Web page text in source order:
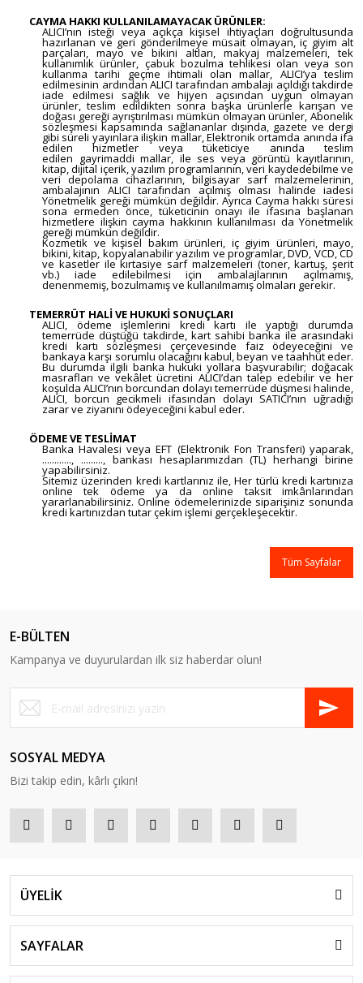
CAYMA HAKKI KULLANILAMAYACAK ÜRÜNLER:
ALICI’nın isteği veya açıkça kişisel ihtiyaçları doğrultusunda
hazırlanan ve geri gönderilmeye müsait olmayan, iç giyim alt
parçaları, mayo ve bikini altları, makyaj malzemeleri, tek
kullanımlık ürünler, çabuk bozulma tehlikesi olan veya son
kullanma tarihi geçme ihtimali olan mallar, ALICI’ya teslim
edilmesinin ardından ALICI tarafından ambalajı açıldığı takdirde
iade edilmesi sağlık ve hijyen açısından uygun olmayan
ürünler, teslim edildikten sonra başka ürünlerle karışan ve
doğası gereği ayrıştırılması mümkün olmayan ürünler, Abonelik
sözleşmesi kapsamında sağlananlar dışında, gazete ve dergi
gibi süreli yayınlara ilişkin mallar, Elektronik ortamda anında ifa
edilen hizmetler veya tüketiciye anında teslim
edilen gayrimaddi mallar, ile ses veya görüntü kayıtlarının,
kitap, dijital içerik, yazılım programlarının, veri kaydedebilme ve
veri depolama cihazlarının, bilgisayar sarf malzemelerinin,
ambalajının ALICI tarafından açılmış olması halinde iadesi
Yönetmelik gereği mümkün değildir. Ayrıca Cayma hakkı süresi
sona ermeden önce, tüketicinin onayı ile ifasına başlanan
hizmetlere ilişkin cayma hakkının kullanılması da Yönetmelik
gereği mümkün değildir.
Kozmetik ve kişisel bakım ürünleri, iç giyim ürünleri, mayo,
bikini, kitap, kopyalanabilir yazılım ve programlar, DVD, VCD, CD
ve kasetler ile kırtasiye sarf malzemeleri (toner, kartuş, şerit
vb.) iade edilebilmesi için ambalajlarının açılmamış,
denenmemiş, bozulmamış ve kullanılmamış olmaları gerekir.
TEMERRÜT HALİ VE HUKUKİ SONUÇLARI
ALICI, ödeme işlemlerini kredi kartı ile yaptığı durumda
temerrüde düştüğü takdirde, kart sahibi banka ile arasındaki
kredi kartı sözleşmesi çerçevesinde faiz ödeyeceğini ve
bankaya karşı sorumlu olacağını kabul, beyan ve taahhüt eder.
Bu durumda ilgili banka hukuki yollara başvurabilir; doğacak
masrafları ve vekâlet ücretini ALICI’dan talep edebilir ve her
koşulda ALICI’nın borcundan dolayı temerrüde düşmesi halinde,
ALICI, borcun gecikmeli ifasından dolayı SATICI’nın uğradığı
zarar ve ziyanını ödeyeceğini kabul eder.
ÖDEME VE TESLİMAT
Banka Havalesi veya EFT (Elektronik Fon Transferi) yaparak,
............, ........., bankası hesaplarımızdan (TL) herhangi birine
yapabilirsiniz.
Sitemiz üzerinden kredi kartlarınız ile, Her türlü kredi kartınıza
online tek ödeme ya da online taksit imkânlarından
yararlanabilirsiniz. Online ödemelerinizde siparişiniz sonunda
kredi kartınızdan tutar çekim işlemi gerçekleşecektir.
Tüm Sayfalar
E-BÜLTEN
Kampanya ve duyurulardan ilk siz haberdar olun!
SOSYAL MEDYA
Bizi takip edin, kârlı çıkın!
ÜYELİK
SAYFALAR